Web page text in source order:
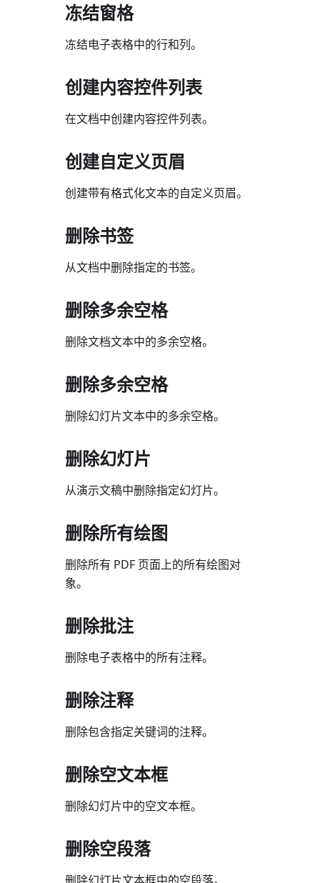
冻结窗格
冻结电子表格中的行和列。
创建内容控件列表
在文档中创建内容控件列表。
创建自定义页眉
创建带有格式化文本的自定义页眉。
删除书签
从文档中删除指定的书签。
删除多余空格
删除文档文本中的多余空格。
删除多余空格
删除幻灯片文本中的多余空格。
删除幻灯片
从演示文稿中删除指定幻灯片。
删除所有绘图
删除所有 PDF 页面上的所有绘图对
象。
删除批注
删除电子表格中的所有注释。
删除注释
删除包含指定关键词的注释。
删除空文本框
删除幻灯片中的空文本框。
删除空段落